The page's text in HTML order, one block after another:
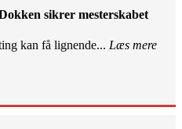
sikrer mesterskabet
kan få lignende... Læs mere